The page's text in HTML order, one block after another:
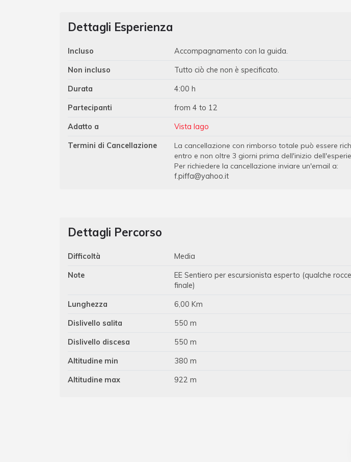
Dettagli Esperienza
Incluso Accompagnamento con la guida.
Non incluso Tutto ciò che non è specificato.
Durata 4:00 h
Partecipanti from 4 to 12
Adatto a Vista lago
Termini di Cancellazione
La cancellazione con rimborso totale può essere
entro e non oltre 3 giorni prima dell'inizio
Per richiedere la cancellazione inviare un'email a:
f.piffa@yahoo.it
Dettagli Percorso
Difficoltà Media
Note
EE Sentiero per escursionista esperto (qualche
finale)
Lunghezza 6,00 Km
Dislivello salita 550 m
Dislivello discesa 550 m
Altitudine min 380 m
Altitudine max 922 m